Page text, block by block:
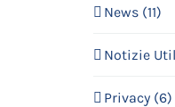
News (11)
Notizie
Privacy (6)